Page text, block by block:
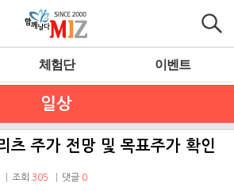
체험단 이벤트
일상
츠 주가 전망 및 목표주가 확인
조회 305 댓글 0